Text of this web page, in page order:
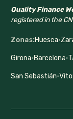
Quality Finance
registered in the
Zonas:Huesca·
Girona·Barcelona·
San Sebastián·